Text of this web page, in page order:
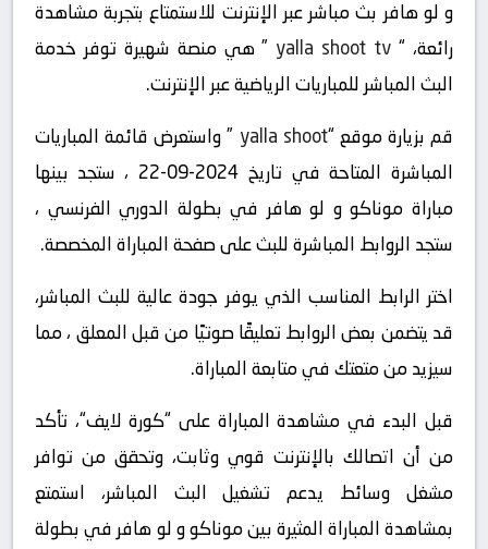
و لو هافر بث مباشر عبر الإنترنت للاستمتاع بتجربة مشاهدة
رائعة، “ yalla shoot tv ” هي منصة شهيرة توفر خدمة
البث المباشر للمباريات الرياضية عبر الإنترنت.
قم بزيارة موقع “yalla shoot ” واستعرض قائمة المباريات
المباشرة المتاحة في تاريخ 2024-09-22 ، ستجد بينها
مباراة موناكو و لو هافر في بطولة الدوري الفرنسي ،
ستجد الروابط المباشرة للبث على صفحة المباراة المخصصة.
اختر الرابط المناسب الذي يوفر جودة عالية للبث المباشر،
قد يتضمن بعض الروابط تعليقًا صوتيًا من قبل المعلق ، مما
سيزيد من متعتك في متابعة المباراة.
قبل البدء في مشاهدة المباراة على “كورة لايف“، تأكد
من أن اتصالك بالإنترنت قوي وثابت، وتحقق من توافر
مشغل وسائط يدعم تشغيل البث المباشر، استمتع
بمشاهدة المباراة المثيرة بين موناكو و لو هافر في بطولة